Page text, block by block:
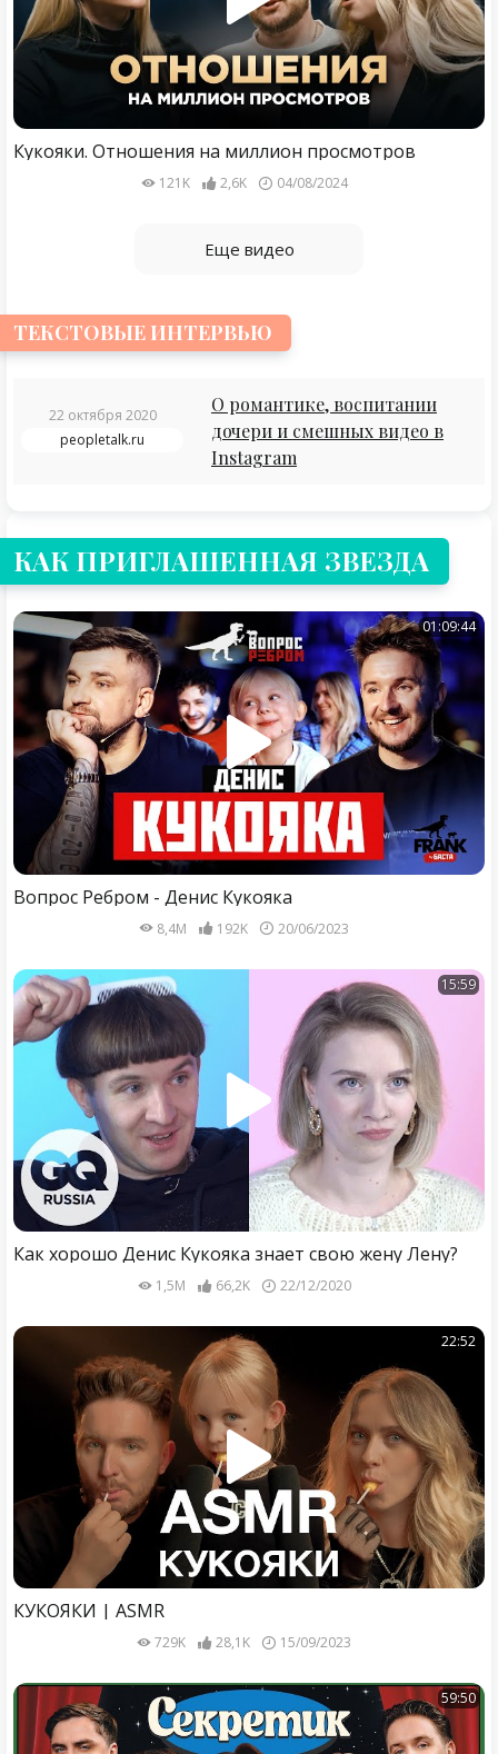
Кукояки. Отношения на миллион просмотров
121K 2,6K 04/08/2024
Еще видео
ТЕКСТОВЫЕ ИНТЕРВЬЮ
22 октября 2020
peopletalk.ru
О романтике, воспитании
дочери и смешных видео в
Instagram
КАК ПРИГЛАШЕННАЯ ЗВЕЗДА
01:09:44
Вопрос Ребром - Денис Кукояка
8,4M 192K 20/06/2023
15:59
Как хорошо Денис Кукояка знает свою жену Лену?
1,5M 66,2K 22/12/2020
22:52
КУКОЯКИ | ASMR
729K 28,1K 15/09/2023
59:50